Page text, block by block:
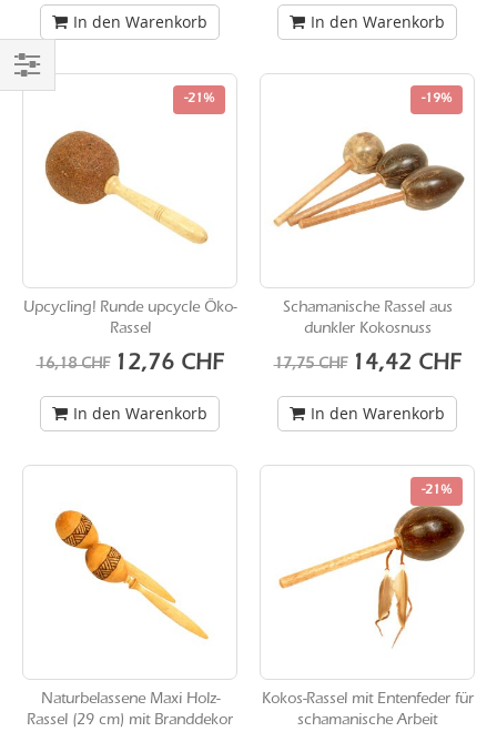
In den Warenkorb In den Warenkorb
-21%
Upcycling! Runde upcycle Öko-
Rassel
16,18 CHF Sonderangebot
12,76 CHF
In den Warenkorb
-19%
Schamanische Rassel aus
dunkler Kokosnuss
17,75 CHF Sonderangebot
14,42 CHF
In den Warenkorb
Naturbelassene Maxi Holz-
Rassel (29 cm) mit Branddekor
-21%
Kokos-Rassel mit Entenfeder für
schamanische Arbeit
Einkaufen